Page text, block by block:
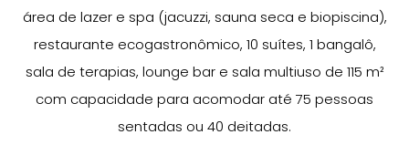
área de lazer e spa (jacuzzi, sauna seca e biopiscina),
restaurante ecogastronômico, 10 suítes, 1 bangalô,
sala de terapias, lounge bar e sala multiuso de 115 m²
com capacidade para acomodar até 75 pessoas
sentadas ou 40 deitadas.